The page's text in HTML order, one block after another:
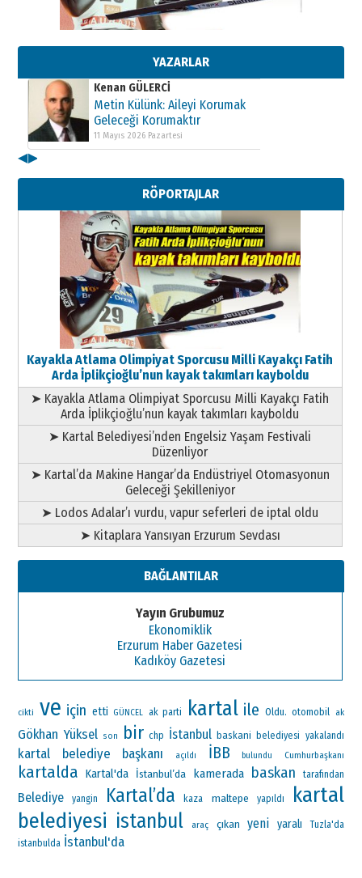
YAZARLAR
Kenan GÜLERCİ
Metin Külünk: Aileyi Korumak
Geleceği Korumaktır
11 Mayıs 2026 Pazartesi
Kenan GÜLERCİ
Metin Külünk: Aileyi Korumak
Geleceği Korumaktır
11 Mayıs 2026 Pazartesi
Metin Külünk: Aileyi Korumak
Geleceği Korumaktır
11 Mayıs 2026 Pazartesi
◀▶
RÖPORTAJLAR
Kayakla Atlama Olimpiyat Sporcusu Milli Kayakçı Fatih
Arda İplikçioğlu’nun kayak takımları kayboldu
➤ Kayakla Atlama Olimpiyat Sporcusu Milli Kayakçı Fatih
Arda İplikçioğlu’nun kayak takımları kayboldu
➤ Kartal Belediyesi’nden Engelsiz Yaşam Festivali
Düzenliyor
➤ Kartal’da Makine Hangar’da Endüstriyel Otomasyonun
Geleceği Şekilleniyor
➤ Lodos Adalar’ı vurdu, vapur seferleri de iptal oldu
➤ Kitaplara Yansıyan Erzurum Sevdası
BAĞLANTILAR
Yayın Grubumuz
Ekonomiklik
Erzurum Haber Gazetesi
Kadıköy Gazetesi
cikti ve için etti GÜNCEL ak parti kartal ile Oldu. otomobil ak
Gökhan Yüksel son bir chp İstanbul baskani belediyesi yakalandı
kartal belediye başkanı açıldı İBB bulundu Cumhurbaşkanı
kartalda Kartal'da İstanbul’da kamerada baskan tarafından
Belediye yangin Kartal’da kaza maltepe yapıldı
kartal
belediyesi istanbul araç çıkan yeni yaralı
Tuzla'da
istanbulda İstanbul'da